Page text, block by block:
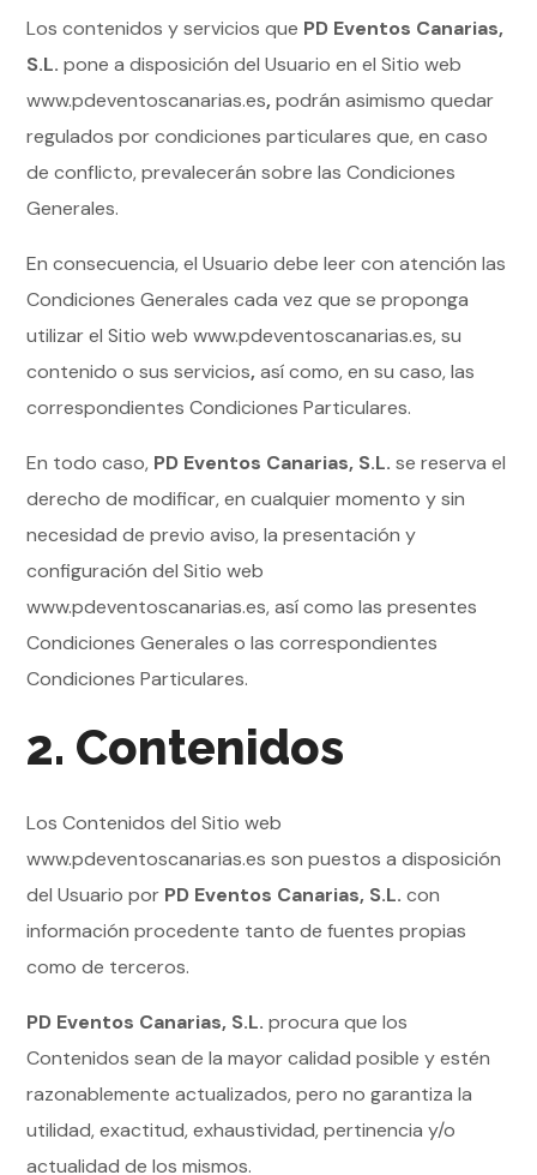
Los contenidos y servicios que PD Eventos Canarias,
S.L. pone a disposición del Usuario en el Sitio web
www.pdeventoscanarias.es,podrán asimismo quedar
regulados por condiciones particulares que, en caso
de conflicto, prevalecerán sobre las Condiciones
Generales.
En consecuencia, el Usuario debe leer con atención las
Condiciones Generales cada vez que se proponga
utilizar el Sitio web www.pdeventoscanarias.es, su
contenido o sus servicios,así como, en su caso, las
correspondientes Condiciones Particulares.
En todo caso, PD Eventos Canarias, S.L. se reserva el
derecho de modificar, en cualquier momento y sin
necesidad de previo aviso, la presentación y
configuración del Sitio web
www.pdeventoscanarias.es, así como las presentes
Condiciones Generales o las correspondientes
Condiciones Particulares.
2. Contenidos
Los Contenidos del Sitio web
www.pdeventoscanarias.es son puestos a disposición
del Usuario por PD Eventos Canarias, S.L. con
información procedente tanto de fuentes propias
como de terceros.
PD Eventos Canarias, S.L. procura que los
Contenidos sean de la mayor calidad posible y estén
razonablemente actualizados, pero no garantiza la
utilidad, exactitud, exhaustividad, pertinencia y/o
actualidad de los mismos.